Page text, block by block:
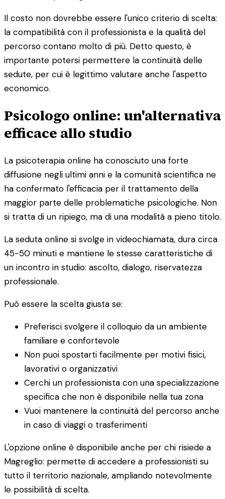
Il costo non dovrebbe essere l'unico criterio di scelta:
la compatibilità con il professionista e la qualità del
percorso contano molto di più. Detto questo, è
importante potersi permettere la continuità delle
sedute, per cui è legittimo valutare anche l'aspetto
economico.
Psicologo online: un'alternativa
efficace allo studio
La psicoterapia online ha conosciuto una forte
diffusione negli ultimi anni e la comunità scientifica ne
ha confermato l'efficacia per il trattamento della
maggior parte delle problematiche psicologiche. Non
si tratta di un ripiego, ma di una modalità a pieno titolo.
La seduta online si svolge in videochiamata, dura circa
45-50 minuti e mantiene le stesse caratteristiche di
un incontro in studio: ascolto, dialogo, riservatezza
professionale.
Può essere la scelta giusta se:
Preferisci svolgere il colloquio da un ambiente
familiare e confortevole
Non puoi spostarti facilmente per motivi fisici,
lavorativi o organizzativi
Cerchi un professionista con una specializzazione
specifica che non è disponibile nella tua zona
Vuoi mantenere la continuità del percorso anche
in caso di viaggi o trasferimenti
L'opzione online è disponibile anche per chi risiede a
Magreglio: permette di accedere a professionisti su
tutto il territorio nazionale, ampliando notevolmente
le possibilità di scelta.